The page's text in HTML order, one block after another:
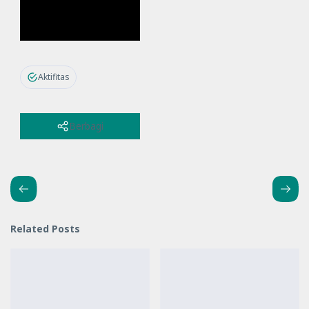
Aktifitas
Berbagi
Related Posts